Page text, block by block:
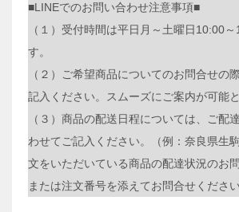
■LINEでのお問い合わせ注意事項■
（１）受付時間は平日月～土曜日10:00
す。
（２）ご希望商品についてのお問合せの
記入ください。スムーズにご案内が可能と
（３）商品の配送日程については、ご配
わせてご記入ください。（例：奈良県生
文をいただいている商品の配達状況のお
または注文番号を添えてお問合せください